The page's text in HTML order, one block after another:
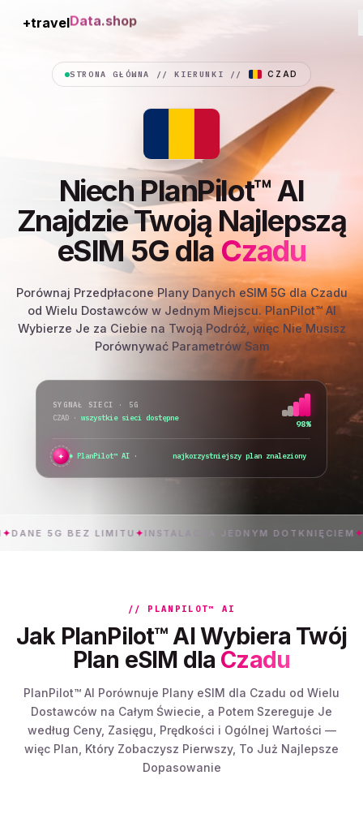
+travelConnection
STRONA GŁÓWNA //KIERUNKI // CZAD
Niech PlanPilot™ AI
Znajdzie Twoją Najlepszą
eSIM 5G dlaCzadu
Porównaj Przedpłacone Plany Danych eSIM 5G dla Czadu
od Wielu Dostawców w Jednym Miejscu. PlanPilot™ AI
Wybierze Je za Ciebie na Twoją Podróż, więc Nie Musisz
Porównywać Parametrów Sam
SYGNAŁ SIECI · 5G
CZAD · wszystkie sieci dostępne
98%
✦ PlanPilot™ AI · sprawdzam natychmiastową
5G BEZ LIMITU ✦INSTALACJA JEDNYM DOTKNIĘCIEM✦
// PLANPILOT™ AI
Jak PlanPilot™ AI Wybiera Twój
Plan eSIM dla Czadu
PlanPilot™ AI Porównuje Plany eSIM dla Czadu od Wielu
Dostawców na Całym Świecie, a Potem Szereguje Je
według Ceny, Zasięgu, Prędkości i Ogólnej Wartości —
więc Plan, Który Zobaczysz Pierwszy, To Już Najlepsze
Dopasowanie